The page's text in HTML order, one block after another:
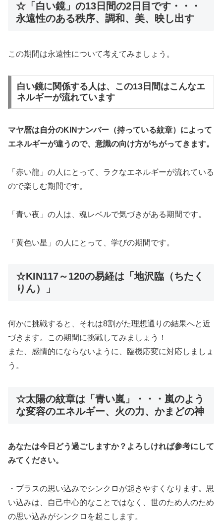
☆「白い鏡」の13日間の2日目です・・・
永遠性のある秩序、調和、美、映し出す
この期間は永遠性について考えてみましょう。
白い鏡に関係する人は、この13日間はこんなエ
ネルギーが流れています
マヤ暦は自分のKINナンバー（持っている紋章）によって
エネルギーが違うので、意識の向け方がちがってきます。
「赤い龍」の人にとって、ラクなエネルギーが流れている
ので楽しむ期間です。
「青い夜」の人は、魂レベルで気づきがある期間です。
「黄色い星」の人にとって、学びの期間です。
☆KIN117～120の易経は「地沢臨（ちたく
りん）」
何かに挑戦すると、それは8割がた理想通りの結果へと近
づきます。この期間に挑戦してみましょう！
また、感情的にならないように、臨機応変に対応しましょ
う。
☆太陽の紋章は「青い嵐」・・・嵐のよう
な変容のエネルギー、火の力、かまどの神
あなたは今日どう過ごしますか？よろしければ参考にして
みてください。
・プラスの思い込みでシンクロが起きやすくなります。思
い込みは、自己中心的なことではなく、世のため人のため
の思い込みがシンクロを起こします。